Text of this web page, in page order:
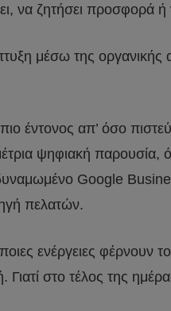
να ζητήσει προσφορά
μέσω της
έντονος απ’ όσο
μέτρια ψηφιακή
Google
πελατών.
ενέργειες φέρνουν
στο τέλος της